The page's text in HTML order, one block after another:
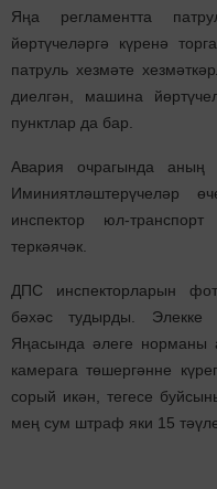
Яңа регламентта
йөртүчеләргә күренә
патруль хезмәте
диелгән, машина
пунктлар да бар.
Авария очрагында аның
Иминиятләштерүчеләр
инспектор юл-
теркәячәк.
ДПС инспекторларын
бәхәс тудырды. Элекке
Яңасында әлеге норманы
камерага төшергәнне
сорый икән, тегесе
мең сум штраф яки 15